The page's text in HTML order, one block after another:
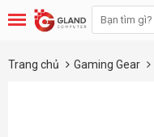
Trang chủ Gaming Gear